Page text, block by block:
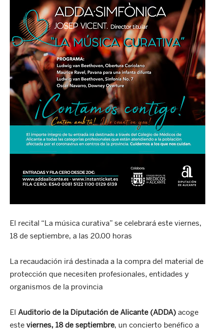
El recital “La música curativa” se celebrará este viernes,
18 de septiembre, a las 20.00 horas
La recaudación irá destinada a la compra del material de
protección que necesiten profesionales, entidades y
organismos de la provincia
El Auditorio de la Diputación de Alicante (ADDA) acoge
este viernes, 18 de septiembre, un concierto benéfico a